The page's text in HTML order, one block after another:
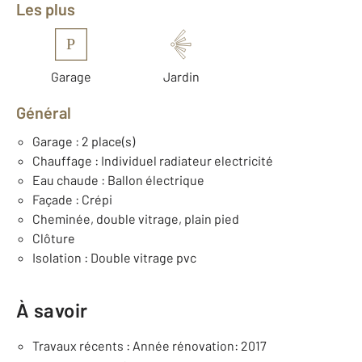
Les plus
P
Garage Jardin
Général
Garage : 2 place(s)
Chauffage : Individuel radiateur electricité
Eau chaude : Ballon électrique
Façade : Crépi
Cheminée, double vitrage, plain pied
Clôture
Isolation : Double vitrage pvc
À savoir
Travaux récents : Année rénovation: 2017